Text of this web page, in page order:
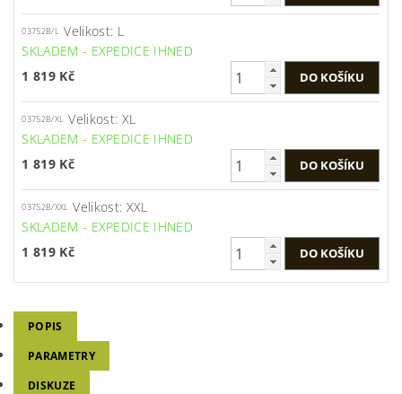
03752B/L Velikost: L
SKLADEM - EXPEDICE IHNED
1 819 Kč
03752B/XL Velikost: XL
SKLADEM - EXPEDICE IHNED
1 819 Kč
03752B/XXL Velikost: XXL
SKLADEM - EXPEDICE IHNED
1 819 Kč
POPIS
PARAMETRY
DISKUZE